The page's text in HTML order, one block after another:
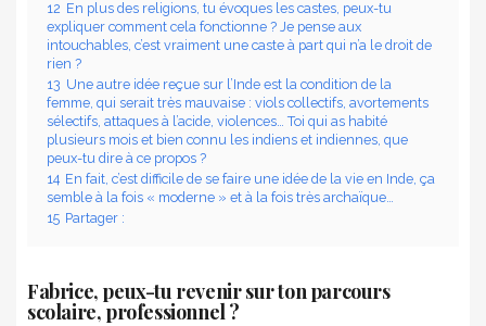
12 En plus des religions, tu évoques les castes, peux-tu
expliquer comment cela fonctionne ? Je pense aux
intouchables, c’est vraiment une caste à part qui n’a le droit de
rien ?
13 Une autre idée reçue sur l’Inde est la condition de la
femme, qui serait très mauvaise : viols collectifs, avortements
sélectifs, attaques à l’acide, violences… Toi qui as habité
plusieurs mois et bien connu les indiens et indiennes, que
peux-tu dire à ce propos ?
14 En fait, c’est difficile de se faire une idée de la vie en Inde, ça
semble à la fois « moderne » et à la fois très archaïque…
15 Partager :
Fabrice, peux-tu revenir sur ton parcours
scolaire, professionnel ?